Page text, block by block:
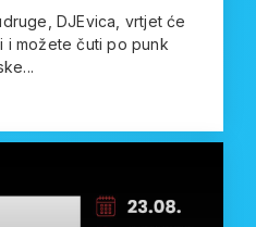
DJEvica, vrtjet će
i možete čuti po punk